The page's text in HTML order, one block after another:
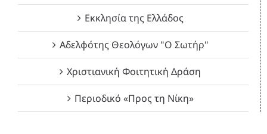
Εκκλησία της Ελλάδος
Αδελφότης Θεολόγων "Ο Σωτήρ"
Χριστιανική Φοιτητική Δράση
Περιοδικό «Προς τη Νίκη»